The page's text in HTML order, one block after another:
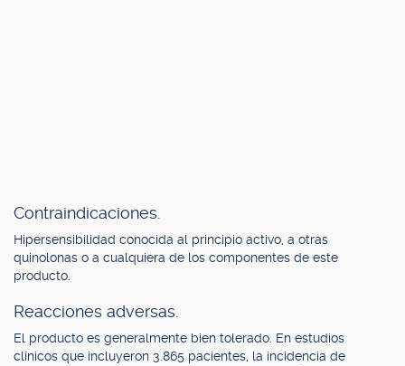
Contraindicaciones.
Hipersensibilidad conocida al principio activo, a otras
quinolonas o a cualquiera de los componentes de este
producto.
Reacciones adversas.
El producto es generalmente bien tolerado. En estudios
clínicos que incluyeron 3.865 pacientes, la incidencia de